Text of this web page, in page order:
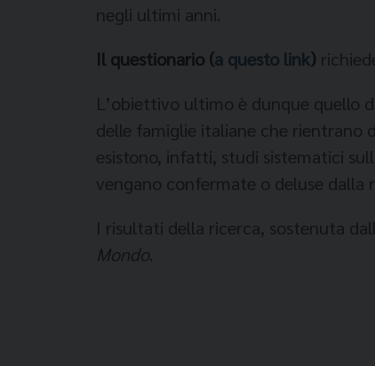
negli ultimi anni.
Il questionario (a questo link)
L’obiettivo ultimo è dunque quello
delle famiglie italiane che rientrano
esistono, infatti, studi sistematici
vengano confermate o deluse dalla
I risultati della ricerca, sostenuta
Mondo.